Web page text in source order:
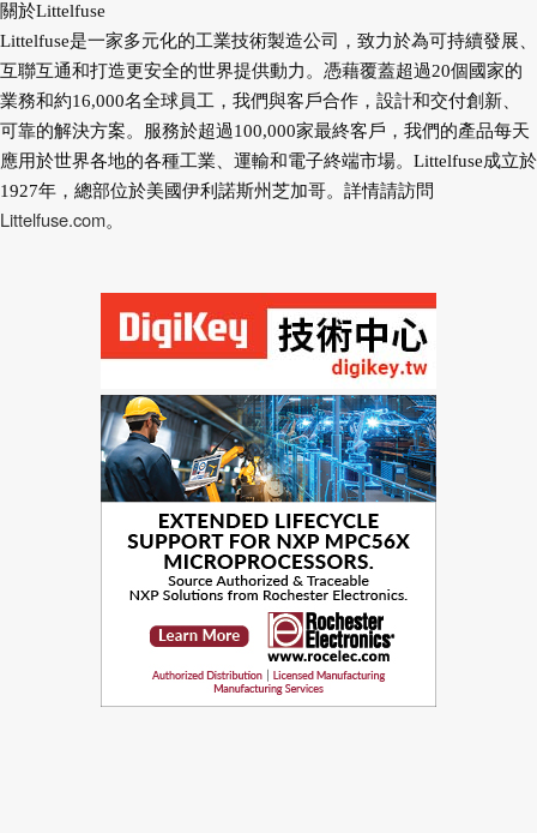
關於Littelfuse
Littelfuse是一家多元化的工業技術製造公司，致力於為可持續發展、
互聯互通和打造更安全的世界提供動力。憑藉覆蓋超過20個國家的
業務和約16,000名全球員工，我們與客戶合作，設計和交付創新、
可靠的解決方案。服務於超過100,000家最終客戶，我們的產品每天
應用於世界各地的各種工業、運輸和電子終端市場。Littelfuse成立於
1927年，總部位於美國伊利諾斯州芝加哥。詳情請訪問
Littelfuse.com。